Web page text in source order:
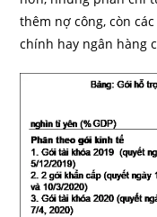
thêm nợ công, còn
chính hay ngân hàng